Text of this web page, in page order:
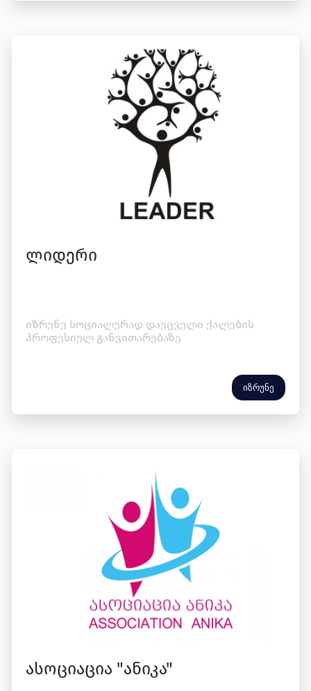
ლიდერი
იზრუნე სოციალურად დაუცველი ქალების
პროფესიულ განვითარებაზე
იზრუნე
ასოციაცია "ანიკა"